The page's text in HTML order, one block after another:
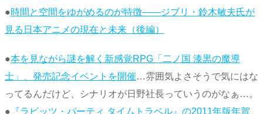
●時間と空間をゆがめるのが特徴――ジブリ・鈴木敏夫氏が
見る日本アニメの現在と未来（後編）
●本を見ながら謎を解く新感覚RPG「二ノ国 漆黒の魔導
士」、発売記念イベントを開催…雰囲気よさそうで気にはな
ってるんだけど、シナリオが日野社長っていうのがなぁ…。
● 『ラビッツ・パーティ タイムトラベル』の2011年版年賀